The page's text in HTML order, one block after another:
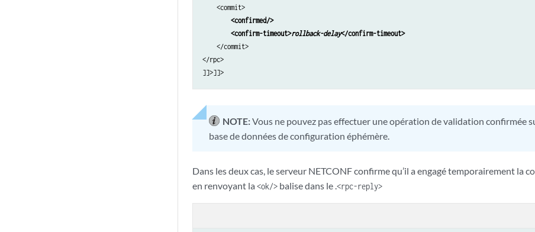
<commit>
<confirmed/>
<confirm-timeout>rollback-delay</confirm-timeout>
</commit>
</rpc>
NOTE:Vous ne pouvez pas effectuer une opération de validation confirmée
base de données de configuration éphémère.
Dans les deux cas, le serveur NETCONF confirme qu’il a engagé temporairement la
en renvoyant la <ok/> balise dans le .<rpc-reply>